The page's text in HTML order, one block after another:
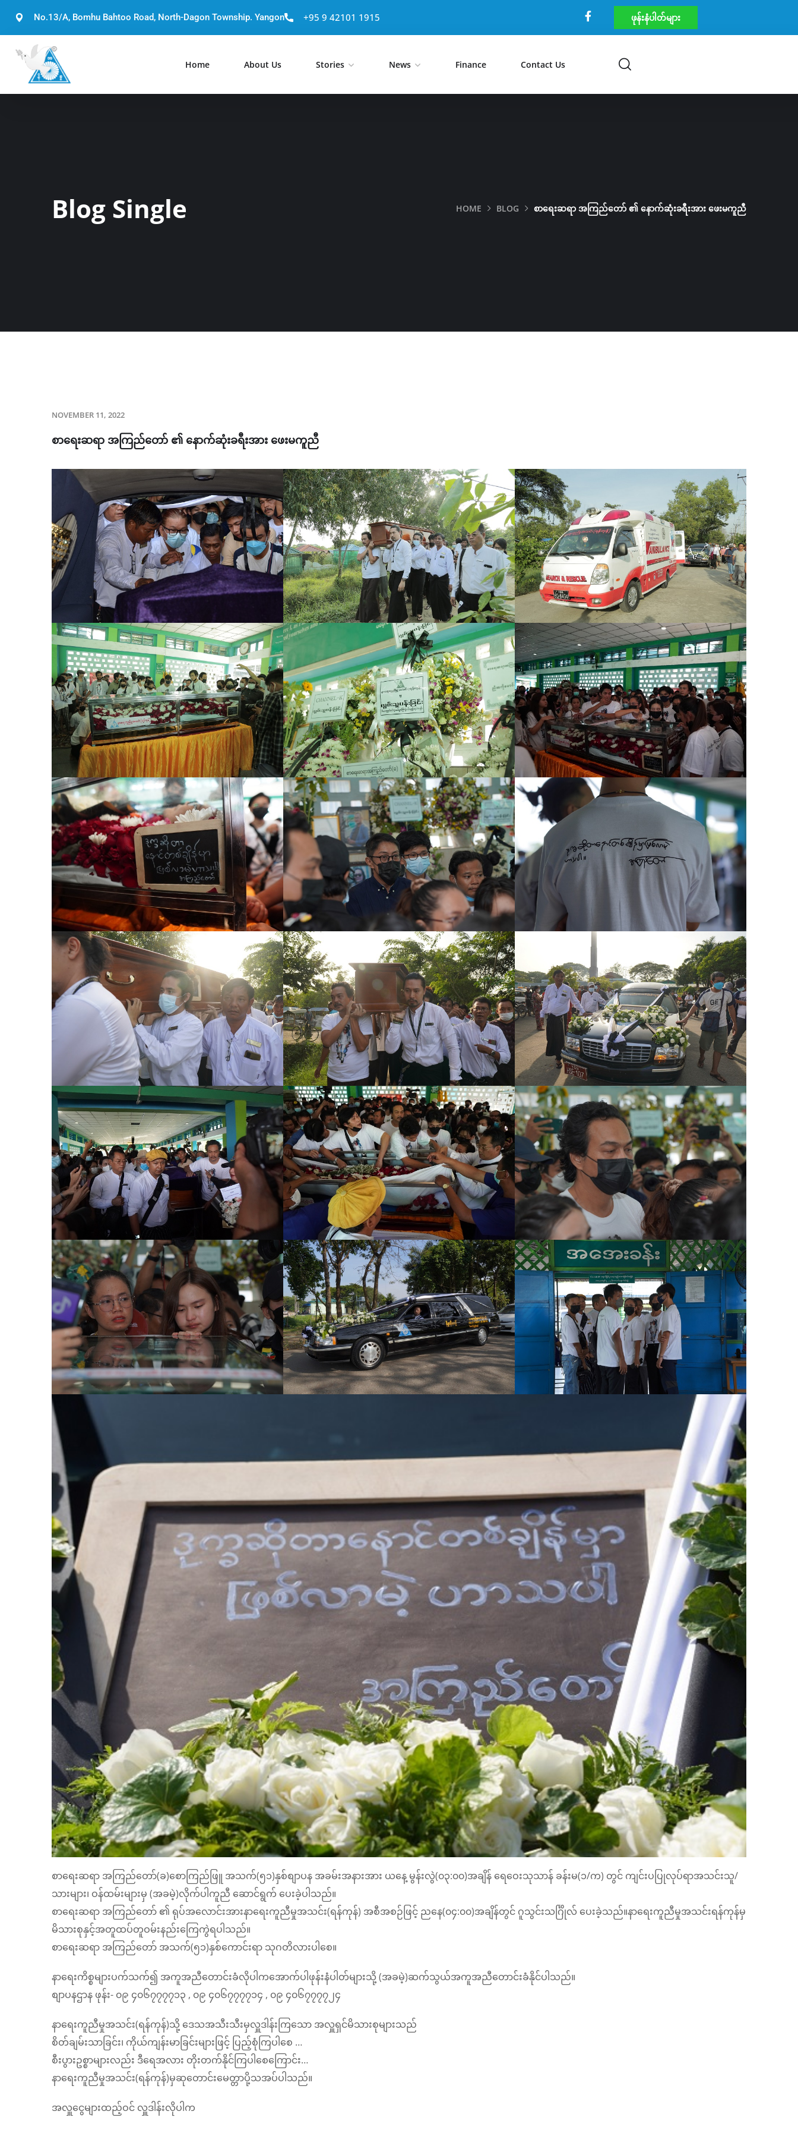
No.13/A, Bomhu Bahtoo Road, North-Dagon Township. Yangon +95 9 42101 1915 ဖုန်းနံပါတ်များ
Home About Us Stories News Finance Contact Us
Blog Single HOME BLOG စာရေးဆရာ အကြည်တော် ​၏ နောက်ဆုံးခရီးအား ဖေးမကူညီ
NOVEMBER 11, 2022
စာရေးဆရာ အကြည်တော် ​၏ နောက်ဆုံးခရီးအား ဖေးမကူညီ
စာရေးဆရာ အကြည်တော်(ခ)စောကြည်ဖြူ အသက်(၅၁)နှစ်စျာပန အခမ်းအနားအား ယနေ့ မွန်းလွဲ(၀၃:၀၀)အချိန် ရေဝေးသုသာန် ခန်းမ(၁/က) တွင် ကျင်းပပြုလုပ်ရာအသင်းသူ/
သားများ၊ ဝန်ထမ်းများမှ (အခမဲ့)လိုက်ပါကူညီ ဆောင်ရွက် ပေးခဲ့ပါသည်။
စာရေးဆရာ အကြည်တော် ​၏ ရုပ်အလောင်းအားနာရေးကူညီမှုအသင်း(ရန်ကုန်) အစီအစဉ်ဖြင့် ညနေ(၀၄:၀၀)အချိန်တွင် ဂူသွင်းသင်္ဂြိုလ် ပေးခဲ့သည်။နာရေးကူညီမှုအသင်းရန်ကုန်မှ
မိသားစုနှင့်အတူထပ်တူဝမ်းနည်းကြေကွဲရပါသည်။
စာရေးဆရာ အကြည်တော် အသက်(၅၁)နှစ်ကောင်းရာ သုဂတိလားပါစေ။
နာရေးကိစ္စများပက်သက်၍ အကူအညီတောင်းခံလိုပါကအောက်ပါဖုန်းနံပါတ်များသို့ (အခမဲ့)ဆက်သွယ်အကူအညီတောင်းခံနိုင်ပါသည်။
စျာပနဌာန ဖုန်း- ၀၉ ၄၀၆၇၇၇၇၁၃ , ၀၉ ၄၀၆၇၇၇၇၁၄ , ၀၉ ၄၀၆၇၇၇၇၂၄
နာရေးကူညီမှုအသင်း(ရန်ကုန်)သို့ ဒေသအသီးသီးမှလှူဒါန်းကြသော အလှူရှင်မိသားစုများသည်
စိတ်ချမ်းသာခြင်း၊ ကိုယ်ကျန်းမာခြင်းများဖြင့် ပြည့်စုံကြပါစေ …
စီးပွားဥစ္စာများလည်း ဒီရေအလား တိုးတက်နိုင်ကြပါစေကြောင်း…
နာရေးကူညီမှုအသင်း(ရန်ကုန်)မှဆုတောင်းမေတ္တာပို့သအပ်ပါသည်။
အလှူ‌ငွေများထည့်ဝင် လှူဒါန်းလိုပါက